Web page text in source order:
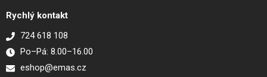
Rychlý kontakt
724 618 108
Po–Pá: 8.00–16.00
eshop@emas.cz